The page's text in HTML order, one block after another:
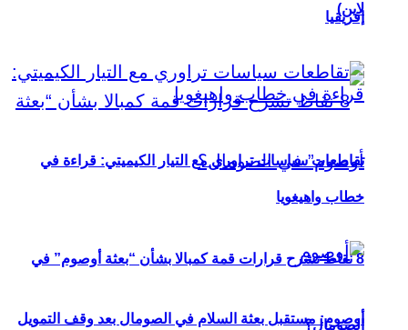
لاين)
8 نقاط تشرح قرارات قمة كمبالا بشأن “بعثة أوصوم” في
الصومال؟
إفريقيا
تقاطعات سياسات تراوري مع التيار الكيميتي: قراءة في
خطاب واهيغويا
أوصوم: مستقبل بعثة السلام في الصومال بعد وقف التمويل